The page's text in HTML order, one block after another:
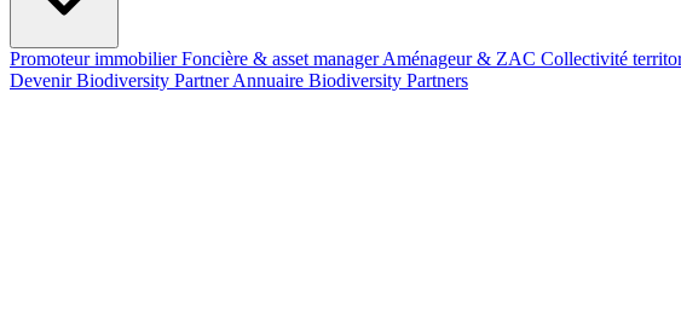
Promoteur immobilierFoncière & asset managerAménageur & ZAC Collectivité
Devenir Biodiversity PartnerAnnuaire Biodiversity Partners